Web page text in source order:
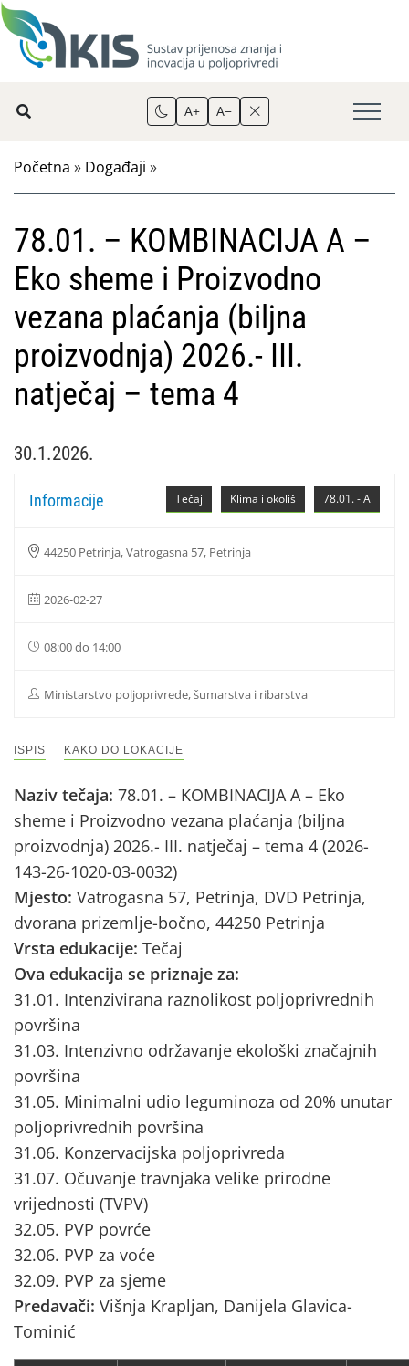
A+ A−
Početna » Događaji »
78.01. – KOMBINACIJA A –
Eko sheme i Proizvodno
vezana plaćanja (biljna
proizvodnja) 2026.- III.
natječaj – tema 4
30.1.2026.
78.01. - A
Klima i okoliš
Tečaj
Informacije
44250 Petrinja, Vatrogasna 57, Petrinja
2026-02-27
08:00 do 14:00
Ministarstvo poljoprivrede, šumarstva i ribarstva
ISPIS KAKO DO LOKACIJE
Naziv tečaja: 78.01. – KOMBINACIJA A – Eko
sheme i Proizvodno vezana plaćanja (biljna
proizvodnja) 2026.- III. natječaj – tema 4 (2026-
143-26-1020-03-0032)
Mjesto: Vatrogasna 57, Petrinja, DVD Petrinja,
dvorana prizemlje-bočno, 44250 Petrinja
Vrsta edukacije: Tečaj
Ova edukacija se priznaje za:
31.01. Intenzivirana raznolikost poljoprivrednih
površina
31.03. Intenzivno održavanje ekološki značajnih
površina
31.05. Minimalni udio leguminoza od 20% unutar
poljoprivrednih površina
31.06. Konzervacijska poljoprivreda
31.07. Očuvanje travnjaka velike prirodne
vrijednosti (TVPV)
32.05. PVP povrće
32.06. PVP za voće
32.09. PVP za sjeme
Predavači: Višnja Krapljan, Danijela Glavica-
Tominić